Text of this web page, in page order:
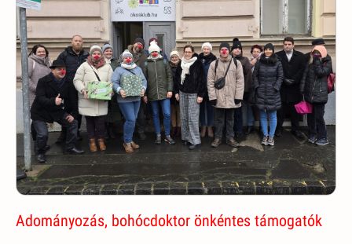
Adományozás, bohócdoktor önkéntes támogatók